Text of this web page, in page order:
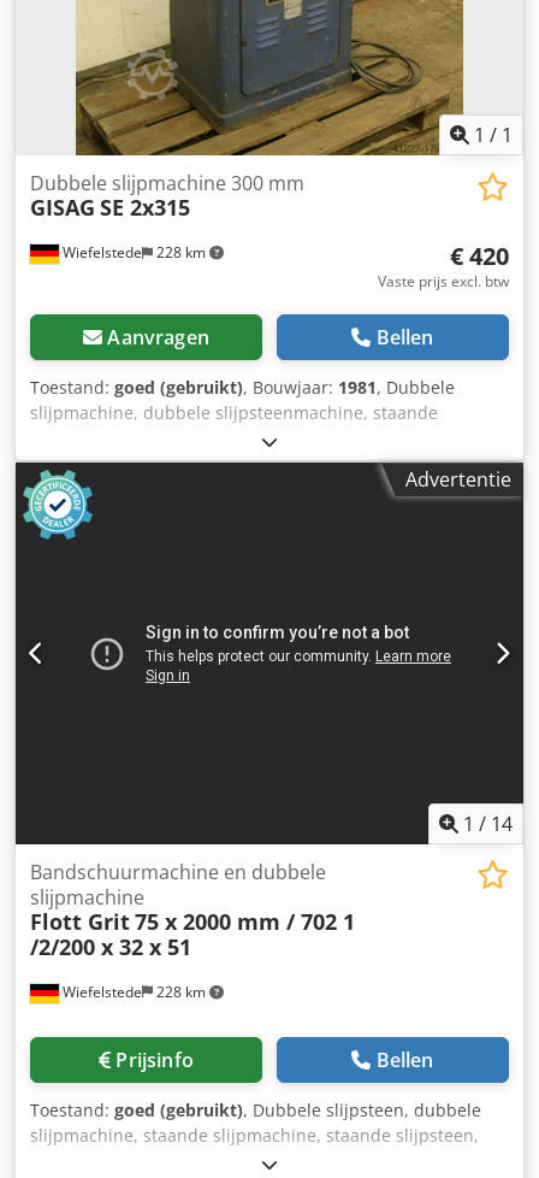
1 / 1
Wiefelstede 228 km
Dubbele slijpmachine 300 mm
GISAG SE 2x315
€ 420
Vaste prijs excl. btw
Aanvragen Bellen
Toestand: goed (gebruikt), Bouwjaar: 1981, Dubbele
slijpmachine, dubbele slijpsteenmachine, staande
slijpmachine, staande slijpblok - Motorvermogen: 1,1 kW -
Toerental: 1.410 tpm - Omtreksnelheid: 45 m/s Crjdpfx Aeb
A Nkvjguof - Slijpschijven: max. Ø 300 mm -
Bedrijfsspanning: 380 Volt - Gewicht: 290 kg
Advertentie
1 / 14
Wiefelstede 228 km
Bandschuurmachine en dubbele
slijpmachine
Flott Grit75 x 2000 mm / 702 1
/2/200 x 32 x 51
Prijsinfo Bellen
Toestand: goed (gebruikt), Dubbele slijpsteen, dubbele
slijpmachine, staande slijpmachine, staande slijpsteen,
bandschuurmachine, bandschuurder, kantenschuurder,